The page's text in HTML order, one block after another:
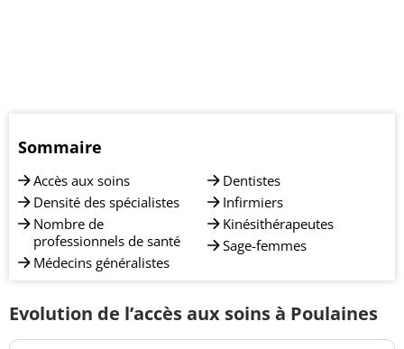
Sommaire
Accès aux soins
Densité des spécialistes
Nombre de
professionnels de santé
Médecins généralistes
Dentistes
Infirmiers
Kinésithérapeutes
Sage-femmes
Evolution de l’accès aux soins à Poulaines